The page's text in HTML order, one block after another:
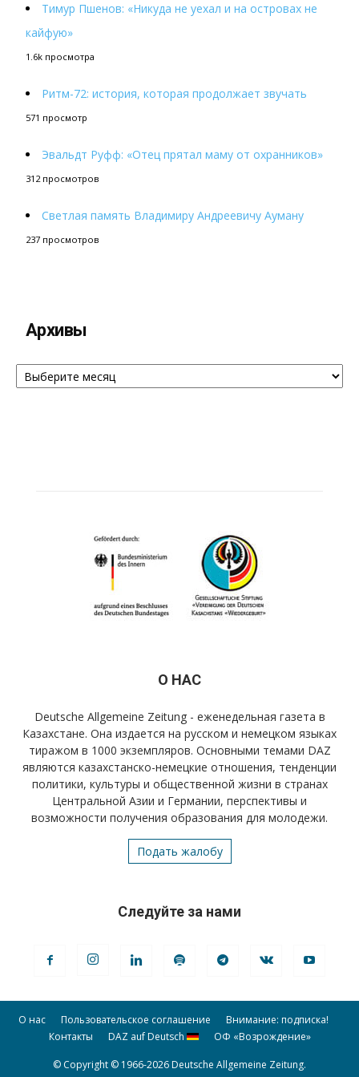
Тимур Пшенов: «Никуда не уехал и на островах не
кайфую»
1.6k просмотра
Ритм-72: история, которая продолжает звучать
571 просмотр
Эвальдт Руфф: «Отец прятал маму от охранников»
312 просмотров
Светлая память Владимиру Андреевичу Ауману
237 просмотров
Архивы
Архивы
О НАС
Deutsche Allgemeine Zeitung - еженедельная газета в
Казахстане. Она издается на русском и немецком языках
тиражом в 1000 экземпляров. Основными темами DAZ
являются казахстанско-немецкие отношения, тенденции
политики, культуры и общественной жизни в странах
Центральной Азии и Германии, перспективы и
возможности получения образования для молодежи.
Подать жалобу
Следуйте за нами
О нас Пользовательское соглашение
Внимание: подписка!
Контакты
DAZ auf Deutsch ОФ «Возрождение»
© Copyright © 1966-2026 Deutsche Allgemeine Zeitung.